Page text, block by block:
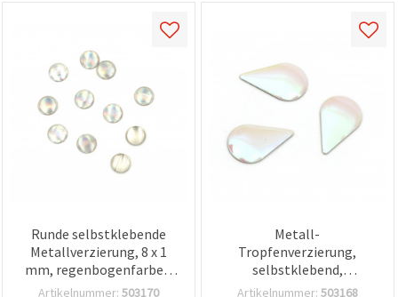
Runde selbstklebende
Metallverzierung, 8 x 1
mm, regenbogenfarben
(sortiert), 50 Stück –
Artikelnummer: 503170
Metall-
Tropfenverzierung,
selbstklebend,
Perlmuttweiß mit
Artikelnummer: 503168